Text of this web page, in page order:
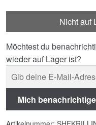
Nicht auf
Möchtest du
wieder auf Lager ist?
Mich